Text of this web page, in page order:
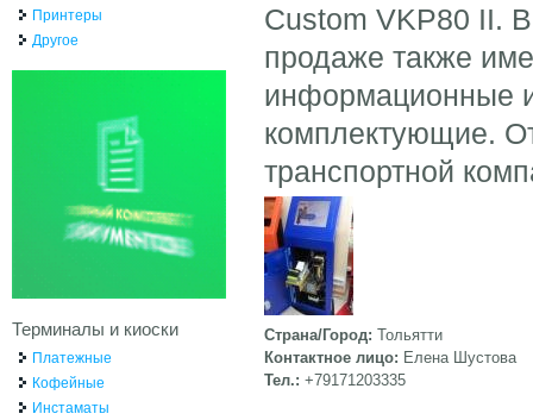
Custom VKP80 II.
продаже также
информационные
комплектующие.
транспортной
Страна/Город: Тольятти
Контактное лицо: Елена Шустова
Тел.: +79171203335
Принтеры
Другое
Терминалы и киоски
Платежные
Кофейные
Инстаматы